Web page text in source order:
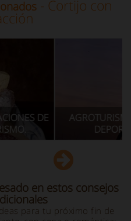
- Cortijo con
CON ACTIVIDADES
EN ITALIA
en estos consejos
para tu próximo fin de